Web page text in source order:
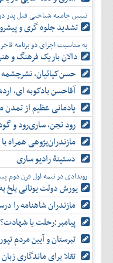
بهمن
اسفند
آذر
دی
بهمن
اسفند
تبیین جامعه شناختی قتل پدر
تشدید جلوه‌ گری و
به مناسبت اجرای دو برنامه
دالان باریک فرهنگ و
حسن‌کیائیان،
آقاحسن بادکوبه ای،
یادمانی عظیم از تمدن
رود تجن، ساری‌رود و
مازندران‌پژوهی همراه
دستینۀ رادیو ساری
رویدادی در نیمه اول قرن دوم
یورش دولت یونانی بلخ
مازندران شاهنامه را
پیامبر؛رحلت یا
تبرستان و آیین مردم تپور
تقلا برای ماندگاری